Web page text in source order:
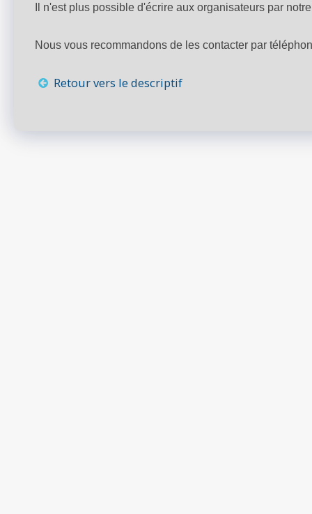
Il n'est plus possible d'écrire aux organisateurs par
Nous vous recommandons de les contacter par
Retour vers le descriptif